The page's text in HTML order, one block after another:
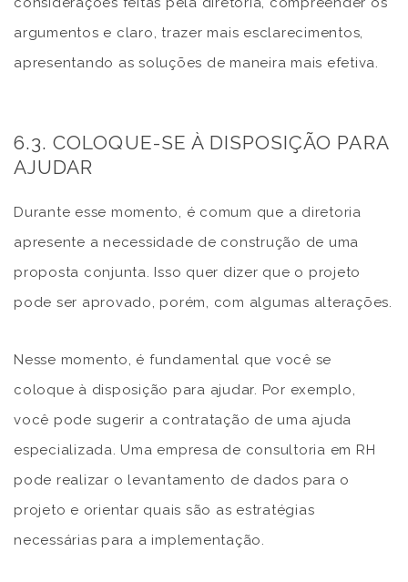
argumentos e claro, trazer mais esclarecimentos,
apresentando as soluções de maneira mais efetiva.
6.3. COLOQUE-SE À DISPOSIÇÃO PARA
AJUDAR
Durante esse momento, é comum que a diretoria
apresente a necessidade de construção de uma
proposta conjunta. Isso quer dizer que o projeto
pode ser aprovado, porém, com algumas alterações.
Nesse momento, é fundamental que você se
coloque à disposição para ajudar. Por exemplo,
você pode sugerir a contratação de uma ajuda
especializada. Uma empresa de consultoria em RH
pode realizar o levantamento de dados para o
projeto e orientar quais são as estratégias
necessárias para a implementação.